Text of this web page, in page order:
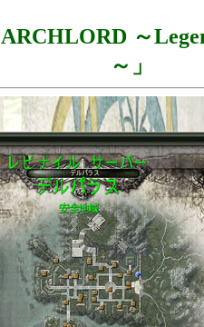
～
～」